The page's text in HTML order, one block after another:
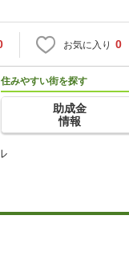
お気に入り 0
住みやすい街を探す
助成金
情報